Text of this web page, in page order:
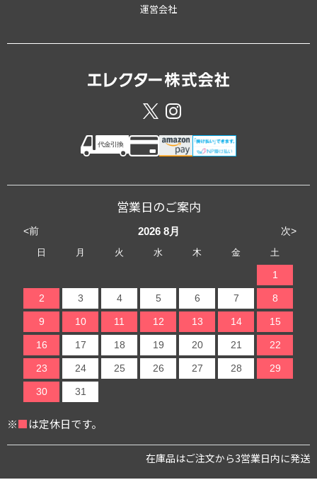
運営会社
営業日のご案内
<前 次>
2026 8月
日 月 火 水 木 金 土
1
2 3 4 5 6 7 8
9 10 11 12 13 14 15
16 17 18 19 20 21 22
23 24 25 26 27 28 29
30 31
※■は定休日です。
在庫品はご注文から3営業日内に発送